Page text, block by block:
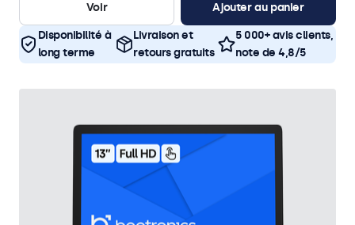
Voir
Ajouter au panier
Disponibilité à
long terme
Livraison et
retours gratuits
5 000+ avis clients,
note de 4,8/5